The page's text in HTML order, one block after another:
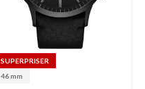
SUPERPRISER
46 mm